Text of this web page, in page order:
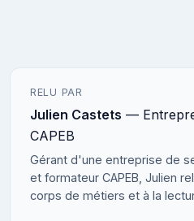
RELU PAR
Julien Castets —
CAPEB
Gérant d'une entreprise de
et formateur CAPEB, Julien
corps de métiers et à la